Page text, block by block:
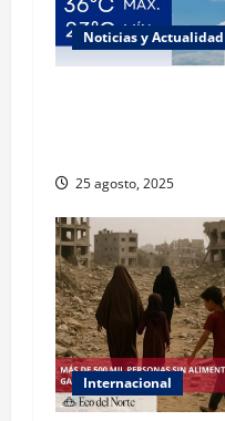
Noticias y Actualidad
25 agosto, 2025
Internacional